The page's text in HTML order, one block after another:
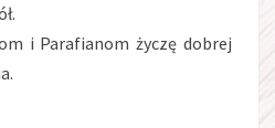
i Parafianom życzę dobrej